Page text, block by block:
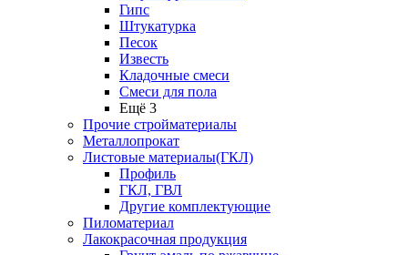
Гипс
Штукатурка
Песок
Известь
Кладочные смеси
Смеси для пола
Ещё 3
Прочие стройматериалы
Металлопрокат
Листовые материалы(ГКЛ)
Профиль
ГКЛ, ГВЛ
Другие комплектующие
Пиломатериал
Лакокрасочная продукция